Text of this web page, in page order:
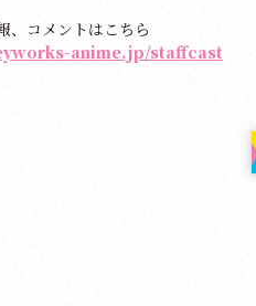
、コメントはこちら
anime.jp/staffcast